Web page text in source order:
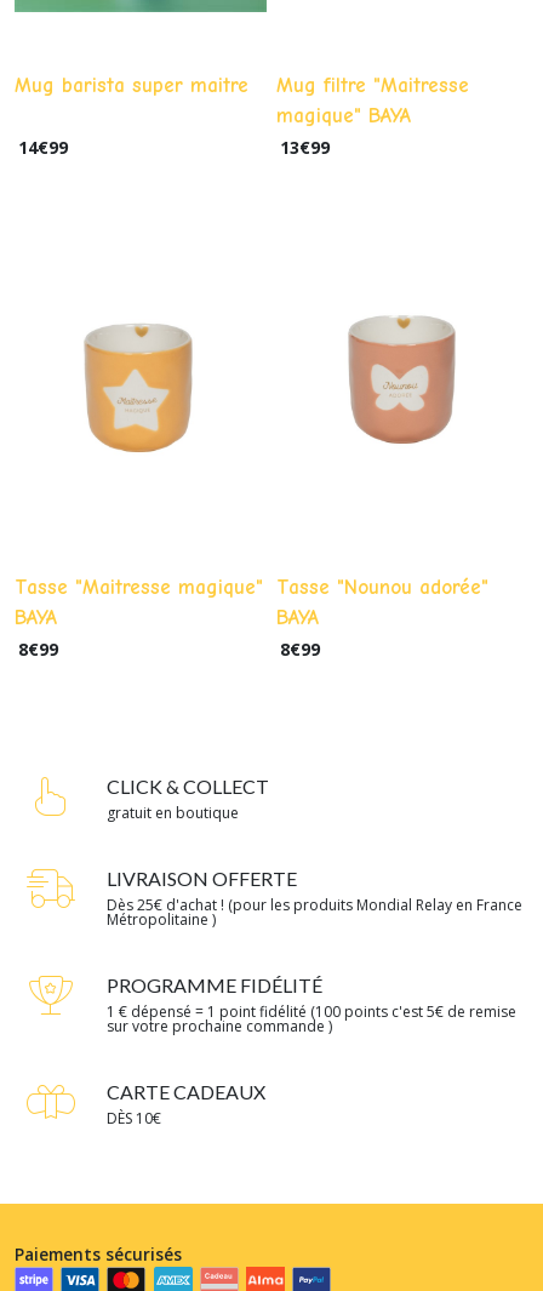
Mug barista super maitre
14€99
Mug filtre "Maitresse
magique" BAYA
13€99
Tasse "Maitresse magique"
BAYA
8€99
Tasse "Nounou adorée"
BAYA
8€99
CLICK & COLLECT
gratuit en boutique
LIVRAISON OFFERTE
Dès 25€ d'achat ! (pour les produits Mondial Relay en France
Métropolitaine )
PROGRAMME FIDÉLITÉ
1 € dépensé = 1 point fidélité (100 points c'est 5€ de remise
sur votre prochaine commande )
CARTE CADEAUX
DÈS 10€
Paiements sécurisés